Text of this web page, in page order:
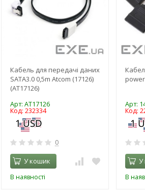
Кабель для передачі даних
SATA3.0 0,5m Atcom (17126)
(AT17126)
Арт: AT17126
Код: 232334
0
У кошик
В наявності
Арт:
Код:
У
В